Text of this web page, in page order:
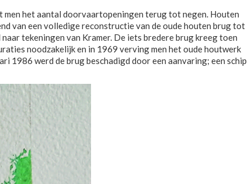
men het aantal doorvaartopeningen terug tot negen. Houten
van een volledige reconstructie van de oude houten brug tot
tekeningen van Kramer. De iets bredere brug kreeg toen
noodzakelijk en in 1969 verving men het oude houtwerk
1986 werd de brug beschadigd door een aanvaring; een schip